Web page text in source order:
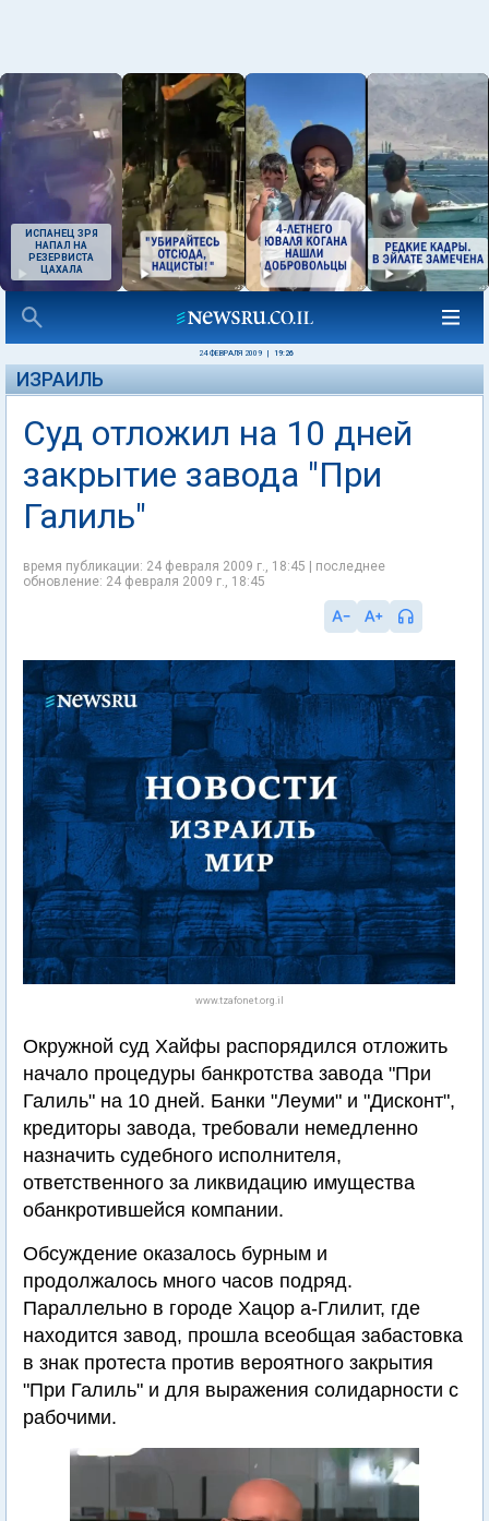
ИСПАНЕЦ ЗРЯ
НАПАЛ НА
РЕЗЕРВИСТА
ЦАХАЛА
24 ФЕВРАЛЯ 2009 19:26
ИЗРАИЛЬ
Суд отложил на 10 дней
закрытие завода "При
Галиль"
время публикации: 24 февраля 2009 г., 18:45 | последнее
обновление: 24 февраля 2009 г., 18:45
www.tzafonet.org.il
Окружной суд Хайфы распорядился отложить
начало процедуры банкротства завода "При
Галиль" на 10 дней. Банки "Леуми" и "Дисконт",
кредиторы завода, требовали немедленно
назначить судебного исполнителя,
ответственного за ликвидацию имущества
обанкротившейся компании.
Обсуждение оказалось бурным и
продолжалось много часов подряд.
Параллельно в городе Хацор а-Глилит, где
находится завод, прошла всеобщая забастовка
в знак протеста против вероятного закрытия
"При Галиль" и для выражения солидарности с
рабочими.